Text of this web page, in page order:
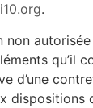
.
autorisée
qu’il
d’une
dispositions